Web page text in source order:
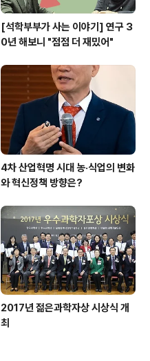
[석학부부가 사는 이야기] 연구 3
0년 해보니 "점점 더 재밌어"
4차 산업혁명 시대 농·식업의 변화
와 혁신정책 방향은?
2017년 젊은과학자상 시상식 개
최